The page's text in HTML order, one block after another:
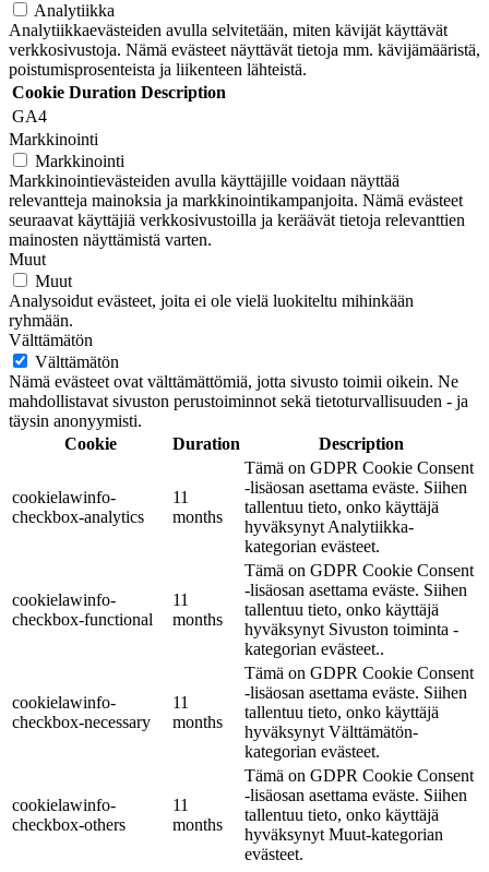
Analytiikka
Analytiikkaevästeiden avulla selvitetään, miten kävijät käyttävät
verkkosivustoja. Nämä evästeet näyttävät tietoja mm. kävijämääristä,
poistumisprosenteista ja liikenteen lähteistä.
Cookie Duration Description
GA4
Markkinointi
Markkinointi
Markkinointievästeiden avulla käyttäjille voidaan näyttää
relevantteja mainoksia ja markkinointikampanjoita. Nämä evästeet
seuraavat käyttäjiä verkkosivustoilla ja keräävät tietoja relevanttien
mainosten näyttämistä varten.
Muut
Muut
Analysoidut evästeet, joita ei ole vielä luokiteltu mihinkään
ryhmään.
Välttämätön
Välttämätön
Nämä evästeet ovat välttämättömiä, jotta sivusto toimii oikein. Ne
mahdollistavat sivuston perustoiminnot sekä tietoturvallisuuden - ja
täysin anonyymisti.
Cookie
Duration Description
cookielawinfo-
checkbox-analytics
11
months
Tämä on GDPR Cookie Consent
-lisäosan asettama eväste. Siihen
tallentuu tieto, onko käyttäjä
hyväksynyt Analytiikka-
kategorian evästeet.
cookielawinfo-
checkbox-functional
11
months
Tämä on GDPR Cookie Consent
-lisäosan asettama eväste. Siihen
tallentuu tieto, onko käyttäjä
hyväksynyt Sivuston toiminta -
kategorian evästeet..
cookielawinfo-
checkbox-necessary
11
months
Tämä on GDPR Cookie Consent
-lisäosan asettama eväste. Siihen
tallentuu tieto, onko käyttäjä
hyväksynyt Välttämätön-
kategorian evästeet.
cookielawinfo-
checkbox-others
11
months
Tämä on GDPR Cookie Consent
-lisäosan asettama eväste. Siihen
tallentuu tieto, onko käyttäjä
hyväksynyt Muut-kategorian
evästeet.